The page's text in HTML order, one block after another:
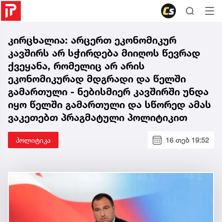
კირცხალია: არცერთ ეკონომიკურ
კავშირს არ სჭირდება მიიღოს წევრად
ქვეყანა, რომელიც არ არის
ეკონომიკურად მდგრადი და წელში
გამართული - ნებისმიერ კავშირში უნდა
იყო წელში გამართული და სწორედ ამას
ვაკეთებთ პრაგმატული პოლიტიკით
პოლიტიკა 16 თებ 19:52